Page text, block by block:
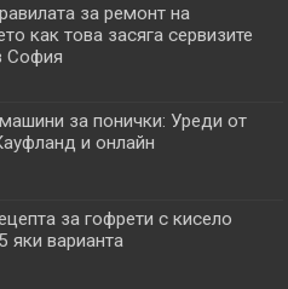
за ремонт на
как това засяга сервизите
София
за понички: Уреди от
и онлайн
за гофрети с кисело
яки варианта